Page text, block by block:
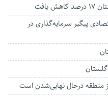
با ۱۱ هلدینگ اقتصادی پیگیر سرمایه‌گذاری در
منطقه درحال نهایی‌شدن است